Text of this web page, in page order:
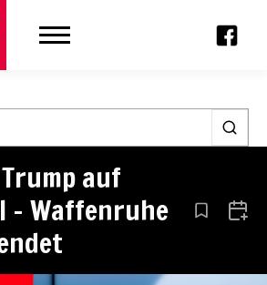
auf
– Waffenruhe
Aus den